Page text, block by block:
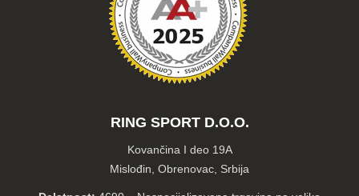
RING SPORT D.O.O.
Kovančina I deo 19A
Mislođin, Obrenovac, Srbija